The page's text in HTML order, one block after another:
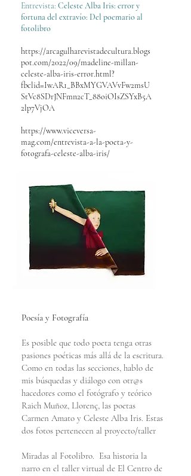
Entrevista: Celeste Alba Iris: error y
fortuna del extravío: Del poemario al
fotolibro
https://arcagulharevistadecultura.blogs
pot.com/2022/09/madeline-millan-
celeste-alba-iris-error.html?
fbclid=IwAR1_BBxMYGVAVvFw2msU
StVc8SDrJNFmn2cT_88oiOIsZSYxB5A
2lp7VjOA
https://www.viceversa-
mag.com/entrevista-a-la-poeta-y-
fotografa-celeste-alba-iris/
Poesía y Fotografía
Es posible que todo poeta tenga otras
pasiones poéticas más allá de la escritura.
Como en todas las secciones, hablo de
mis búsquedas y diálogo con otr@s
hacedores como el fotógrafo y teórico
Raich Muñoz, Llorenç, las poetas
Carmen Amato y Celeste Alba Iris. Estas
dos fotos pertenecen al proyecto/taller
Miradas al Fotolibro. Esa historia la
narro en el taller virtual de El Centro de